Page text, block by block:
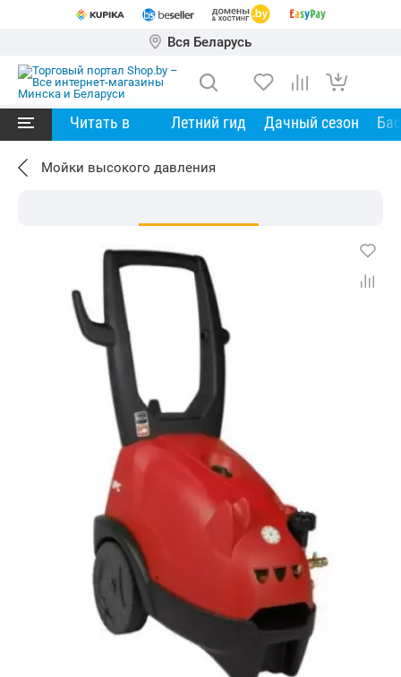
Вся Беларусь
Читать в Летний гид Дачный сезон
Мойки высокого давления